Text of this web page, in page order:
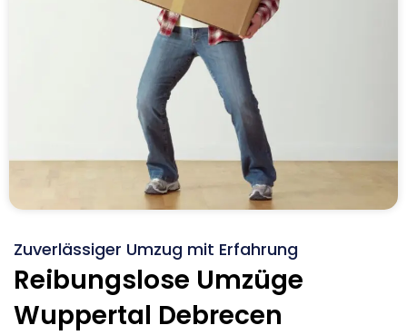
Zuverlässiger Umzug mit Erfahrung
Reibungslose Umzüge
Wuppertal Debrecen